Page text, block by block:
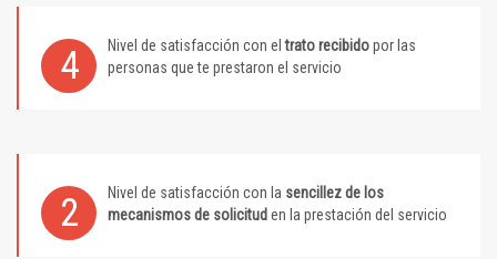
4 Nivel de satisfacción con eltrato recibidopor las
personas que te prestaron el servicio
2 Nivel de satisfacción con la sencillez de los
mecanismos de solicitud en la prestación del servicio